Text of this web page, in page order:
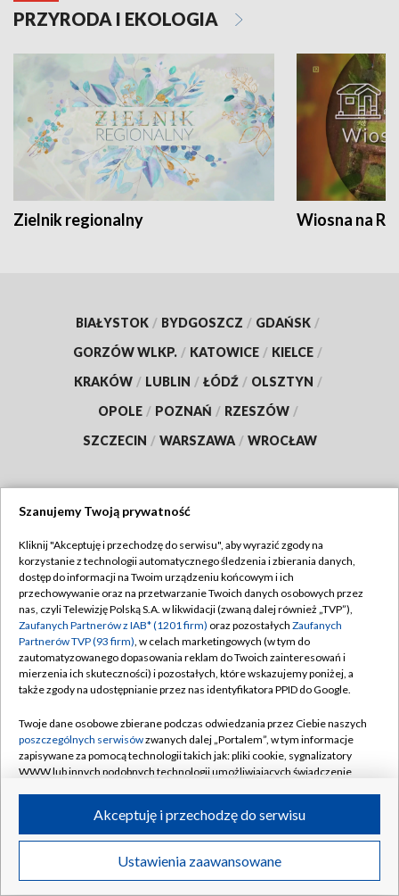
PRZYRODA I EKOLOGIA
Zielnik regionalny Wiosna na
BIAŁYSTOK / BYDGOSZCZ / GDAŃSK /
GORZÓW WLKP. / KATOWICE / KIELCE /
KRAKÓW / LUBLIN / ŁÓDŹ / OLSZTYN /
OPOLE / POZNAŃ / RZESZÓW /
SZCZECIN / WARSZAWA / WROCŁAW
TVP
Abonament TVP
Emisja w TVP
Centrum informacji TVP
Naziemna Telewizja Cyfrowa
Rada Programowa
System NOS
Informacje o nadawcy
Program dla prasy
Ogłoszenie przetargowe
Regulamin TVP
Polityka prywatności
Moje zgody
Pomoc
Kontakt
Kanały
©2026 Telewizja Polska S.A. w likwidacji
Szanujemy Twoją prywatność
Kliknij "Akceptuję i przechodzę do serwisu", aby wyrazić zgody na
korzystanie z technologii automatycznego śledzenia i zbierania danych,
dostęp do informacji na Twoim urządzeniu końcowym i ich
przechowywanie oraz na przetwarzanie Twoich danych osobowych przez
nas, czyli Telewizję Polską S.A. w likwidacji (zwaną dalej również „TVP”),
Zaufanych Partnerów z IAB* (1201 firm) oraz pozostałych Zaufanych
Partnerów TVP (93 firm), w celach marketingowych (w tym do
zautomatyzowanego dopasowania reklam do Twoich zainteresowań i
mierzenia ich skuteczności) i pozostałych, które wskazujemy poniżej, a
także zgody na udostępnianie przez nas identyfikatora PPID do Google.
Twoje dane osobowe zbierane podczas odwiedzania przez Ciebie naszych
poszczególnych serwisówzwanych dalej „Portalem”, w tym informacje
zapisywane za pomocą technologii takich jak: pliki cookie, sygnalizatory
WWW lub innych podobnych technologii umożliwiających świadczenie
ruchu w Internecie.
Twoje dane osobowe zbierane podczas odwiedzania przez Ciebie
poszczególnych serwisówna Portalu, takie jak adresy IP, identyfikatory
Ustawienia zaawansowane
Akceptuję i przechodzę do serwisu